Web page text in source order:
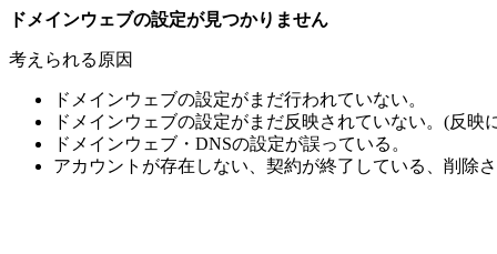
ドメインウェブの設定が見つかりません
考えられる原因
ドメインウェブの設定がまだ行われていない。
ドメインウェブの設定がまだ反映されていない。(反
ドメインウェブ・DNSの設定が誤っている。
アカウントが存在しない、契約が終了している、削除